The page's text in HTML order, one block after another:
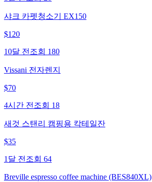
샤크 카펫청소기 EX150
$120
10달 전 조회 180
Vissani 전자렌지
$70
4시간 전 조회 18
새것 스탠리 캠핑용 칵테일잔
$35
1달 전 조회 64
Breville espresso coffee machine (BES840XL)